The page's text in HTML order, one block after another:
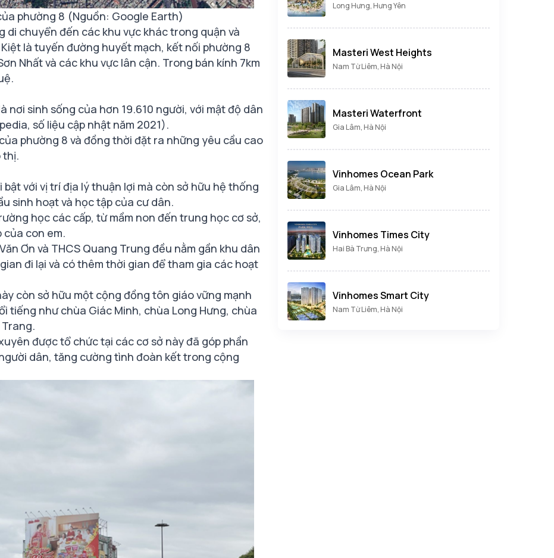
phường 8 (Nguồn: Google Earth)
di chuyển đến các khu vực khác trong quận và
là tuyến đường huyết mạch, kết nối phường 8
Nhất và các khu vực lân cận. Trong bán kính 7km
nơi sinh sống của hơn 19.610 người, với mật độ dân
số liệu cập nhật năm 2021).
phường 8 và đồng thời đặt ra những yêu cầu cao
thị.
với vị trí địa lý thuận lợi mà còn sở hữu hệ thống
sinh hoạt và học tập của cư dân.
học các cấp, từ mầm non đến trung học cơ sở,
của con em.
Ơn và THCS Quang Trung đều nằm gần khu dân
đi lại và có thêm thời gian để tham gia các hoạt
còn sở hữu một cộng đồng tôn giáo vững mạnh
tiếng như chùa Giác Minh, chùa Long Hưng, chùa
được tổ chức tại các cơ sở này đã góp phần
dân, tăng cường tình đoàn kết trong cộng
Long Hưng, Hưng Yên
Masteri West Heights
Nam Từ Liêm, Hà Nội
Masteri Waterfront
Gia Lâm, Hà Nội
Vinhomes Ocean Park
Gia Lâm, Hà Nội
Vinhomes Times City
Hai Bà Trưng, Hà Nội
Vinhomes Smart City
Nam Từ Liêm, Hà Nội